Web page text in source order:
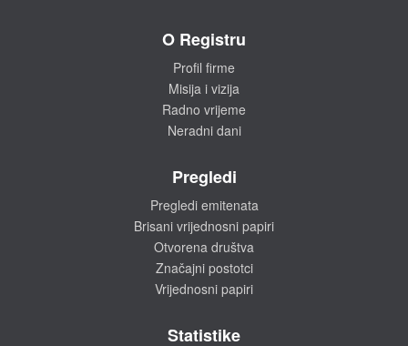
O Registru
Profil firme
Misija i vizija
Radno vrijeme
Neradni dani
Pregledi
Pregledi emitenata
Brisani vrijednosni papiri
Otvorena društva
Značajni postotci
Vrijednosni papiri
Statistike